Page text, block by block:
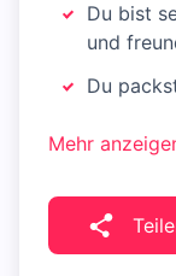
Du bist
und
Du
Mehr